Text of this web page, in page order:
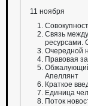
11 ноября
Связь
ресурсами.
Очередной
Правовая
Апеллянт
Краткое
Единица
Поток